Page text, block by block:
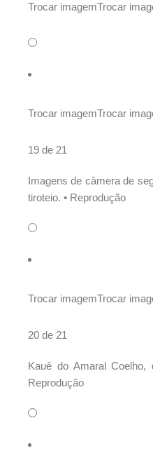
Trocar imagemTrocar
Trocar imagemTrocar
19 de 21
Imagens de câmera de
tiroteio. • Reprodução
Trocar imagemTrocar
20 de 21
Kauê do Amaral
Reprodução